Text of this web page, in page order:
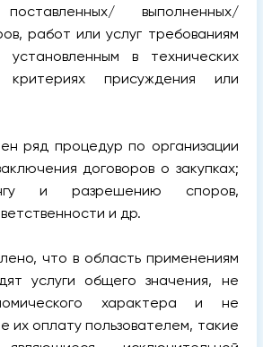
поставленных/ выполненных/
работ или услуг требованиям
установленным в технических
критериях присуждения или
ряд процедур по организации
договоров о закупках;
и разрешению споров,
и др.
что в область применениям
услуги общего значения, не
характера и не
их оплату пользователем, такие